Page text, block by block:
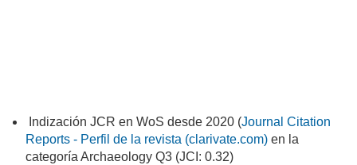
Indización JCR en WoS desde 2020 (Journal Citation
Reports - Perfil de la revista (clarivate.com)en la
categoría Archaeology Q3 (JCI: 0.32)